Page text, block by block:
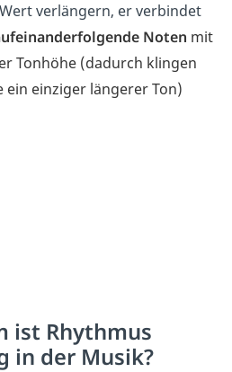
Wertverlängern, er verbindet
Noten mit
Tonhöhe (dadurch klingen
ein einziger längerer Ton)
ist Rhythmus
in der Musik?